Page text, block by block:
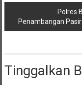
Polres
Penambangan
Tinggalkan